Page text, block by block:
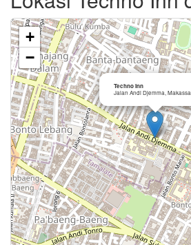
Techno Inn
Jalan Andi Djemma,
+
−